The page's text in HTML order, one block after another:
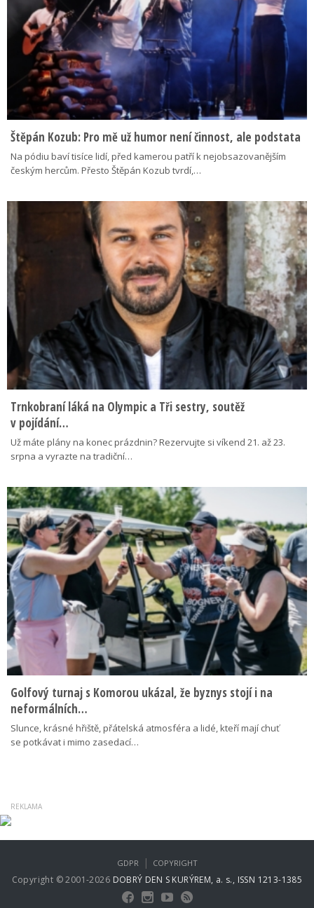
Štěpán Kozub: Pro mě už humor není činnost, ale podstata
Na pódiu baví tisíce lidí, před kamerou patří k nejobsazovanějším
českým hercům. Přesto Štěpán Kozub tvrdí,…
Trnkobraní láká na Olympic a Tři sestry, soutěž
v pojídání…
Už máte plány na konec prázdnin? Rezervujte si víkend 21. až 23.
srpna a vyrazte na tradiční…
Golfový turnaj s Komorou ukázal, že byznys stojí i na
neformálních…
Slunce, krásné hřiště, přátelská atmosféra a lidé, kteří mají chuť
se potkávat i mimo zasedací…
Copyright © 2001-2026 DOBRÝ DEN S KURÝREM, a. s., ISSN 1213-1385
GDPR | COPYRIGHT